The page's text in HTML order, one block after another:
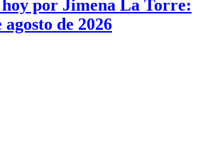
por Jimena La Torre:
de 2026